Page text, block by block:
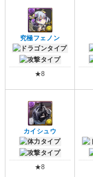
究極フェノン
★8
カイシュウ
★8